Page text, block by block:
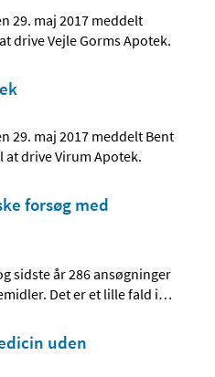
29. maj 2017 meddelt
drive Vejle Gorms Apotek.
29. maj 2017 meddelt Bent
drive Virum Apotek.
forsøg med
sidste år 286 ansøgninger
Det er et lille fald i…
uden